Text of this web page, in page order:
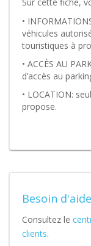
•
véhicules
touristiques à
• ACCÈS AU
d’accès au
• LOCATION:
propose.
Besoin
Consultez le
clients.